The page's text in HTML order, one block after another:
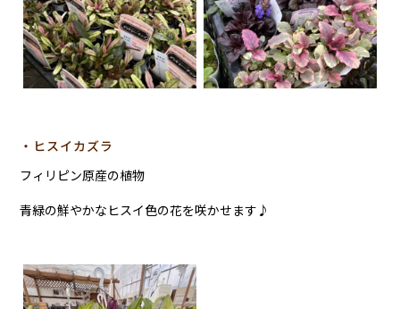
・ヒスイカズラ
フィリピン原産の植物
青緑の鮮やかなヒスイ色の花を咲かせます♪